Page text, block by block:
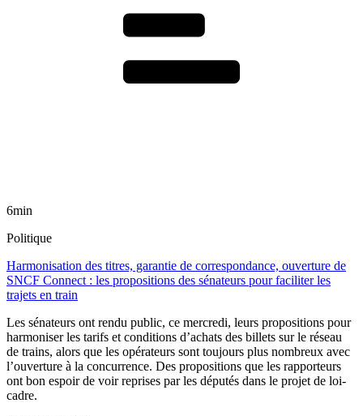
6min
Politique
Harmonisation des titres, garantie de correspondance, ouverture de
SNCF Connect : les propositions des sénateurs pour faciliter les
trajets en train
Les sénateurs ont rendu public, ce mercredi, leurs propositions pour
harmoniser les tarifs et conditions d’achats des billets sur le réseau
de trains, alors que les opérateurs sont toujours plus nombreux avec
l’ouverture à la concurrence. Des propositions que les rapporteurs
ont bon espoir de voir reprises par les députés dans le projet de loi-
cadre.